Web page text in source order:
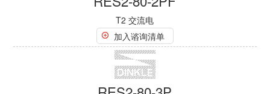
RES2-40-3PN1F
T2 交流电
加入谘询清单